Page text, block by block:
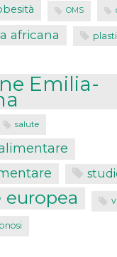
OMS
africana
Emilia-
salute
europea